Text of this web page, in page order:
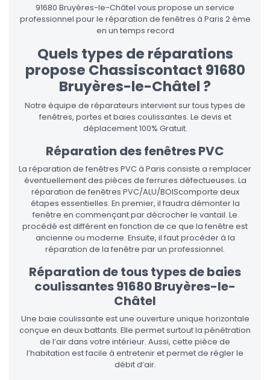
91680 Bruyères-le-Châtel vous propose un service
professionnel pour le réparation de fenêtres à Paris 2 ème
en un temps record
Quels types de réparations
propose Chassiscontact 91680
Bruyères-le-Châtel ?
Notre équipe de réparateurs intervient sur tous types de
fenêtres, portes et baies coulissantes. Le devis et
déplacement 100% Gratuit.
Réparation des fenêtres PVC
La réparation de fenêtres PVC à Paris consiste a remplacer
éventuellement des pièces de ferrures défectueuses. La
réparation de fenêtres PVC/ALU/BOIScomporte deux
étapes essentielles. En premier, il faudra démonter la
fenêtre en commençant par décrocher le vantail. Le
procédé est différent en fonction de ce que la fenêtre est
ancienne ou moderne. Ensuite, il faut procéder à la
réparation de la fenêtre par un professionnel.
Réparation de tous types de baies
coulissantes 91680 Bruyères-le-
Châtel
Une baie coulissante est une ouverture unique horizontale
conçue en deux battants. Elle permet surtout la pénétration
de l’air dans votre intérieur. Aussi, cette pièce de
l’habitation est facile à entretenir et permet de régler le
débit d’air.